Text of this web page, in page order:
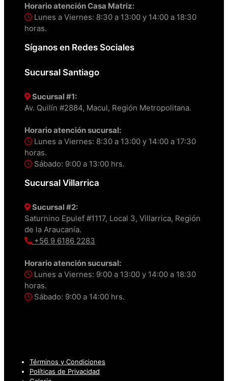
Horario atención Casa Matriz:
Lunes a Viernes: 8:30 a 13:00 y 14:00 a 18:30
horas.
Síganos en Redes Sociales
Sucursal Santiago
Sucursal #1:
Av. Quilín #2884, Macul, Región Metropolitana.
Horario atención sucursal:
Lunes a Viernes: 8:30 a 13:00 y 14:00 a 17:30
horas.
Sábado: 9:00 a 13:00 hrs.
Sucursal Villarrica
Sucursal #2:
Saturnino Epulef #1117, Local 3, Villarrica, Región
de la Araucanía.
+56 9 6186 2283
Horario atención sucursal:
Lunes a Viernes: 9:00 a 13:00 y 14:00 a 18:30
horas.
Sábado: 9:00 a 14:00 hrs.
Términos y Condiciones
Políticas de Privacidad